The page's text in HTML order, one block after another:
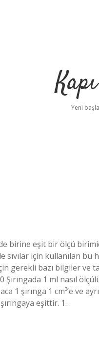
Yeni
birine eşit bir ölçü
sıvılar için kullanılan
gerekli bazı bilgiler ve
Şırıngada 1 ml nasıl
1 şırınga 1 cm³’e ve
eşittir. 1…